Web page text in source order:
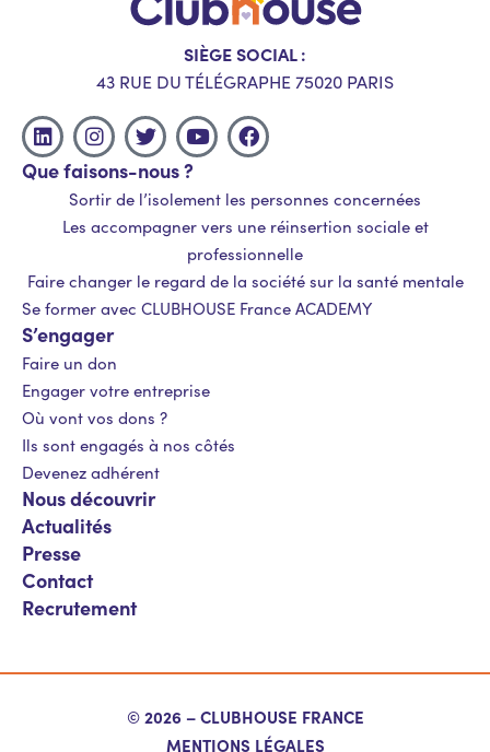
SIÈGE SOCIAL :
43 RUE DU TÉLÉGRAPHE 75020 PARIS
Que faisons-nous ?
Sortir de l’isolement les personnes concernées
Les accompagner vers une réinsertion sociale et
professionnelle
Faire changer le regard de la société sur la santé mentale
Se former avec CLUBHOUSE France ACADEMY
S’engager
Faire un don
Engager votre entreprise
Où vont vos dons ?
Ils sont engagés à nos côtés
Devenez adhérent
Nous découvrir
Actualités
Presse
Contact
Recrutement
© 2026 – CLUBHOUSE FRANCE
MENTIONS LÉGALES